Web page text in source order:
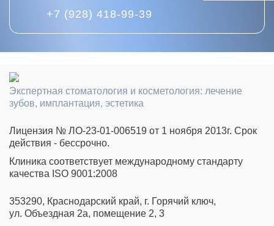
+7 (928) 418-99-39
Экспертная стоматология и косметология: лечение
зубов, имплантация, эстетика
Лицензия № ЛО-23-01-006519 от 1 ноября 2013г. Срок
действия - бессрочно.
Клиника соответствует международному стандарту
качества ISO 9001:2008
353290, Краснодарский край, г. Горячий ключ,
ул. Объездная 2а, помещение 2, 3